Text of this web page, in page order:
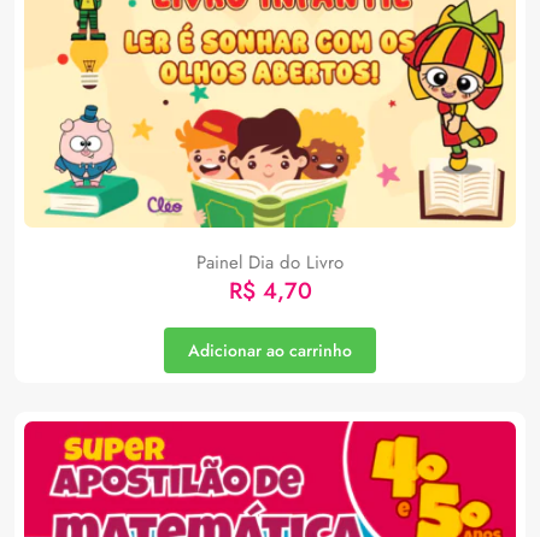
Painel Dia do Livro
R$4,70
Adicionar ao carrinho